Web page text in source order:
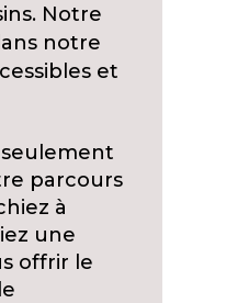
Notre
notre
et
seulement
parcours
à
une
offrir le